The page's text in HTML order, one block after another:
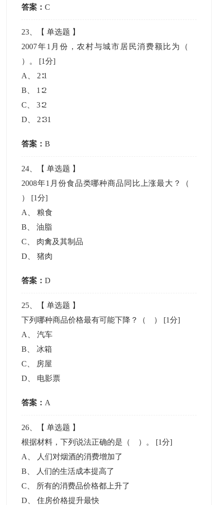
答案：C
23 、【单选题 】
2007年1月份，农村与城市居民消费额比为（
）。 [1分]
A
2∶1
B
1∶2
C 、3∶2
D
2∶31
答案：B
24 、【单选题 】
2008年1月份食品类哪种商品同比上涨最大？（
） [1分]
A
、粮食
B 、油脂
C
肉禽及其制品
D 、猪肉
答案：D
25 、【单选题 】
下列哪种商品价格最有可能下降？（ ） [1分]
A
、汽车
B
冰箱
C
房屋
D
电影票
答案： A
26 、【单选题 】
根据材料，下列说法正确的是（ ）。 [1分]
A
人们对烟酒的消费增加了
B
人们的生活成本提高了
C
所有的消费品价格都上升了
D 、住房价格提升最快